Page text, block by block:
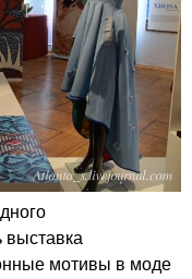
выставка
мотивы в моде